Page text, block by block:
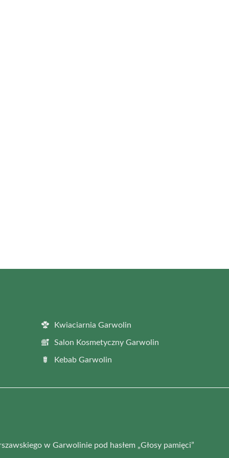
Kwiaciarnia Garwolin
Salon Kosmetyczny Garwolin
Kebab Garwolin
w Garwolinie pod hasłem „Głosy pamięci”